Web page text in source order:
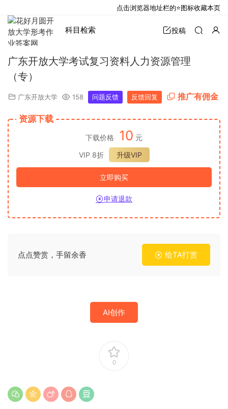
科目检索 投稿
广东开放大学考试复习资料人力资源管理
（专）
广东开放大学 158 问题反馈 反馈回复 推广有佣金
资源下载
下载价格 10 元
VIP 8折
升级VIP
立即购买
申请退款
点点赞赏，手留余香 给TA打赏
AI创作
0
点击浏览器地址栏的⭐图标收藏本页